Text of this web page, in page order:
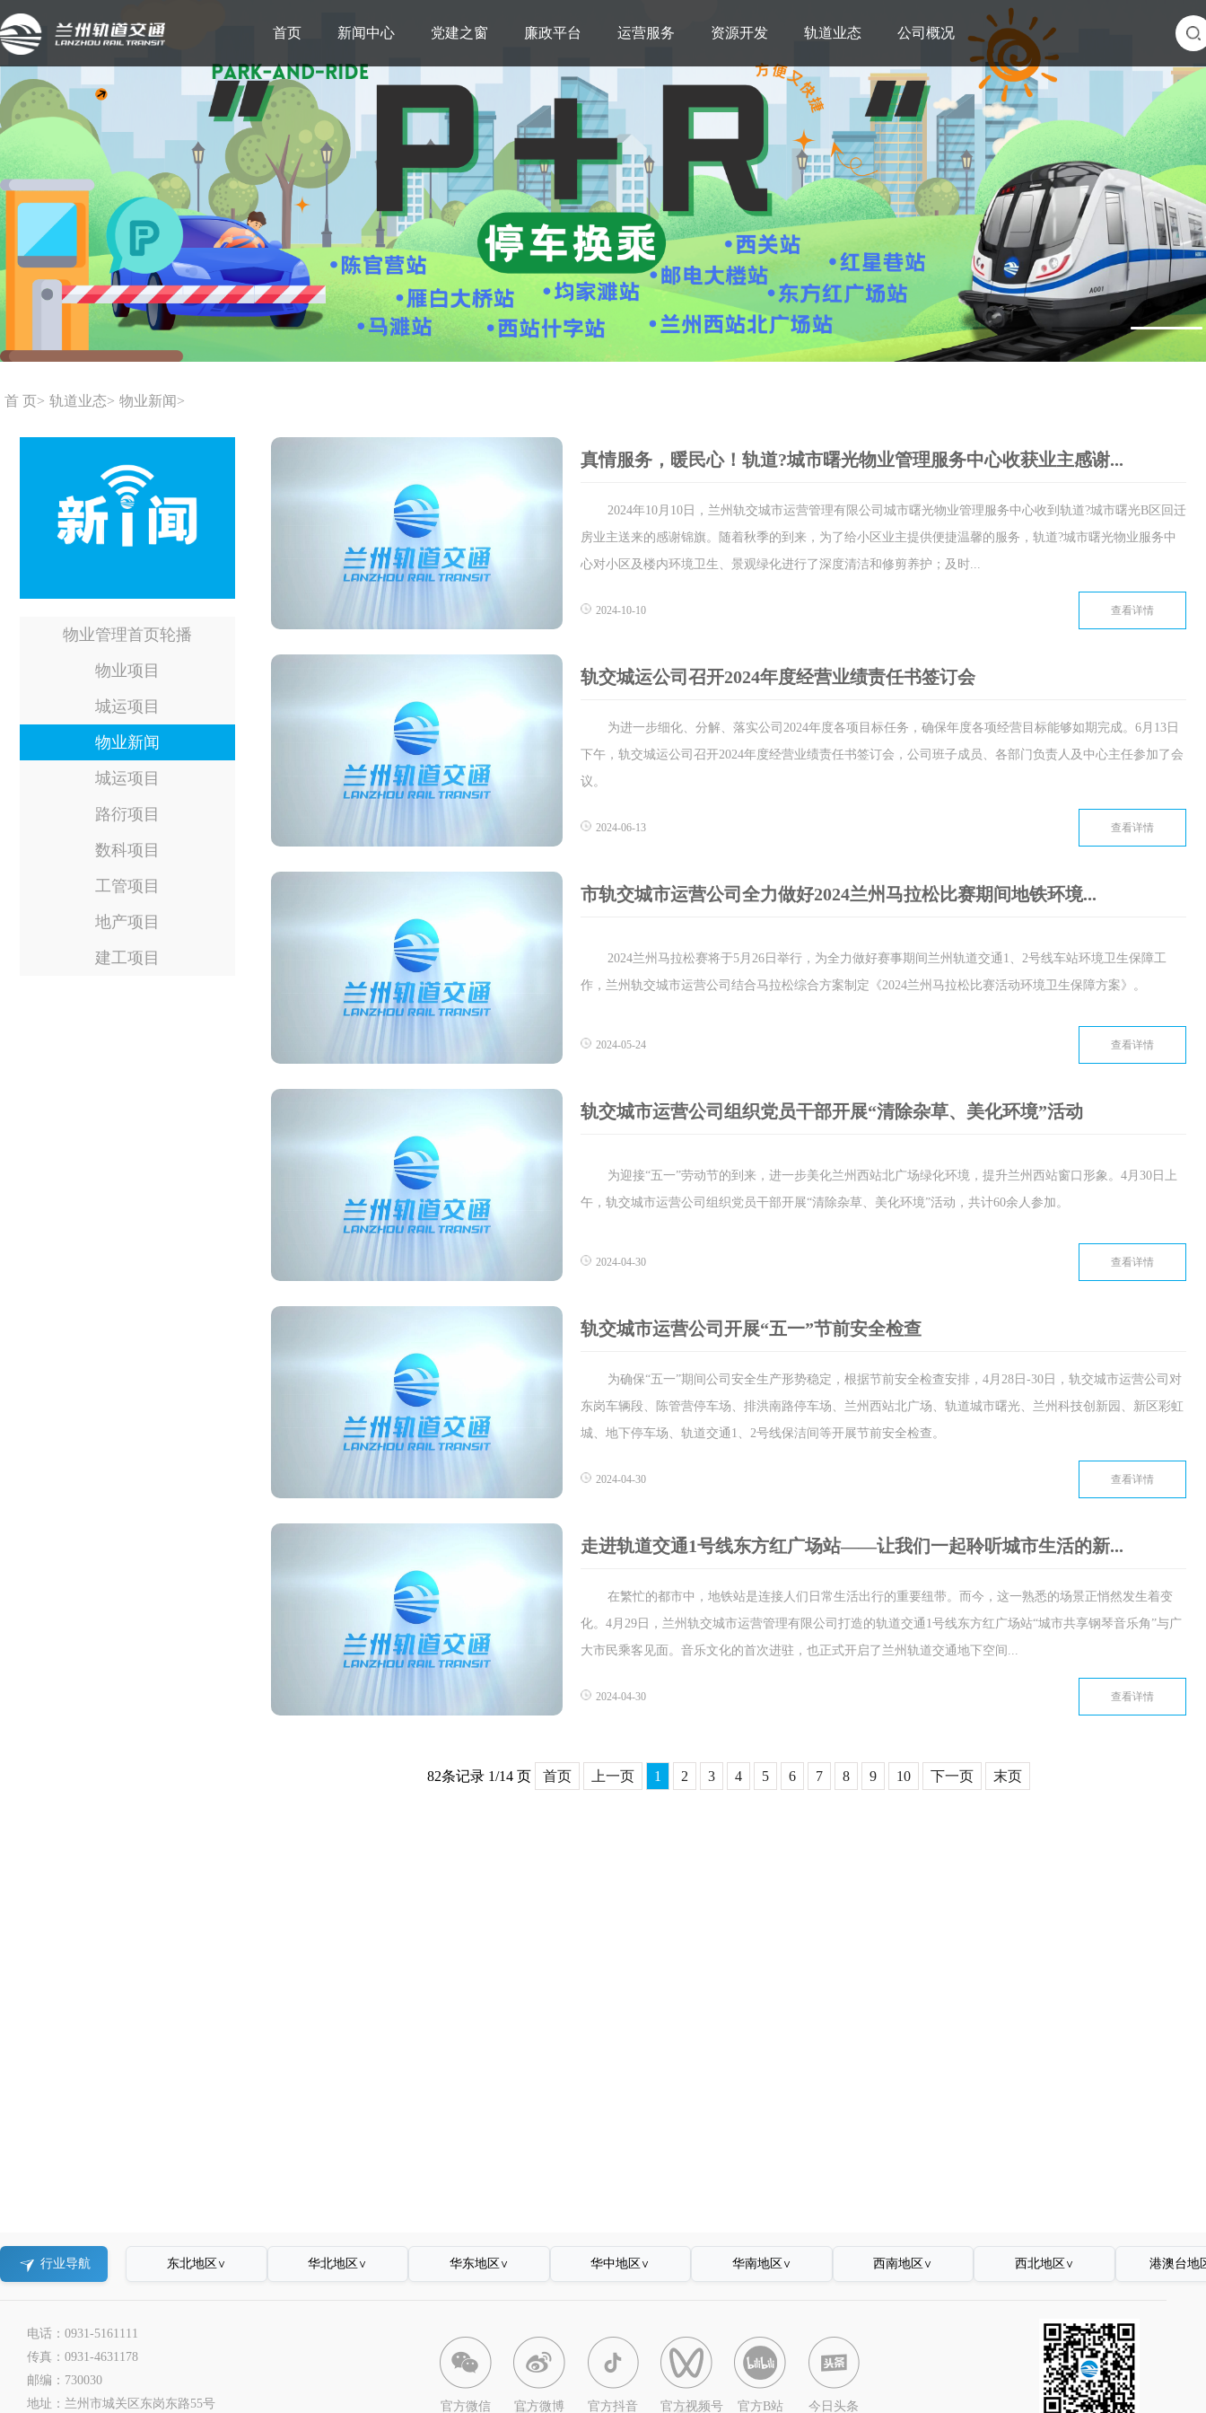
首页 新闻中心 党建之窗 廉政平台 运营服务 资源开发 轨道业态 公司概况
首 页 轨道业态 物业新闻
物业管理首页轮播
物业项目
城运项目
物业新闻
城运项目
路衍项目
数科项目
工管项目
地产项目
建工项目
真情服务，暖民心！轨道?城市曙光物业管理服务中心收获业主感谢...
2024年10月10日，兰州轨交城市运营管理有限公司城市曙光物业管理服务中心收到轨道?城市曙光B区回迁
房业主送来的感谢锦旗。随着秋季的到来，为了给小区业主提供便捷温馨的服务，轨道?城市曙光物业服务中
心对小区及楼内环境卫生、景观绿化进行了深度清洁和修剪养护；及时...
2024-10-10 查看详情
轨交城运公司召开2024年度经营业绩责任书签订会
为进一步细化、分解、落实公司2024年度各项目标任务，确保年度各项经营目标能够如期完成。6月13日
下午，轨交城运公司召开2024年度经营业绩责任书签订会，公司班子成员、各部门负责人及中心主任参加了会
议。
2024-06-13 查看详情
市轨交城市运营公司全力做好2024兰州马拉松比赛期间地铁环境...
2024兰州马拉松赛将于5月26日举行，为全力做好赛事期间兰州轨道交通1、2号线车站环境卫生保障工
作，兰州轨交城市运营公司结合马拉松综合方案制定《2024兰州马拉松比赛活动环境卫生保障方案》。
2024-05-24 查看详情
轨交城市运营公司组织党员干部开展“清除杂草、美化环境”活动
为迎接“五一”劳动节的到来，进一步美化兰州西站北广场绿化环境，提升兰州西站窗口形象。4月30日上
午，轨交城市运营公司组织党员干部开展“清除杂草、美化环境”活动，共计60余人参加。
2024-04-30 查看详情
轨交城市运营公司开展“五一”节前安全检查
为确保“五一”期间公司安全生产形势稳定，根据节前安全检查安排，4月28日-30日，轨交城市运营公司对
东岗车辆段、陈管营停车场、排洪南路停车场、兰州西站北广场、轨道城市曙光、兰州科技创新园、新区彩虹
城、地下停车场、轨道交通1、2号线保洁间等开展节前安全检查。
2024-04-30 查看详情
走进轨道交通1号线东方红广场站——让我们一起聆听城市生活的新...
在繁忙的都市中，地铁站是连接人们日常生活出行的重要纽带。而今，这一熟悉的场景正悄然发生着变
化。4月29日，兰州轨交城市运营管理有限公司打造的轨道交通1号线东方红广场站“城市共享钢琴音乐角”与广
大市民乘客见面。音乐文化的首次进驻，也正式开启了兰州轨道交通地下空间...
2024-04-30 查看详情
82条记录 1/14 页 首页 上一页 1 2 3 4 5 6 7 8 9 10 下一页 末页
行业导航 东北地区∨ 华北地区∨ 华东地区∨ 华中地区∨ 华南地区∨ 西南地区∨ 西北地区∨ 港澳台地
电话：0931-5161111
传真：0931-4631178
邮编：730030
地址：兰州市城关区东岗东路55号
官方微信 官方微博 官方抖音 官方视频号 官方B站 今日头条